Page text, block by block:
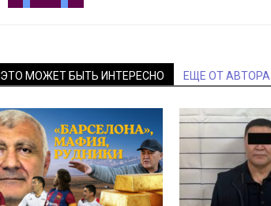
ЭТО МОЖЕТ БЫТЬ ИНТЕРЕСНО ЕЩЕ ОТ АВТОРА